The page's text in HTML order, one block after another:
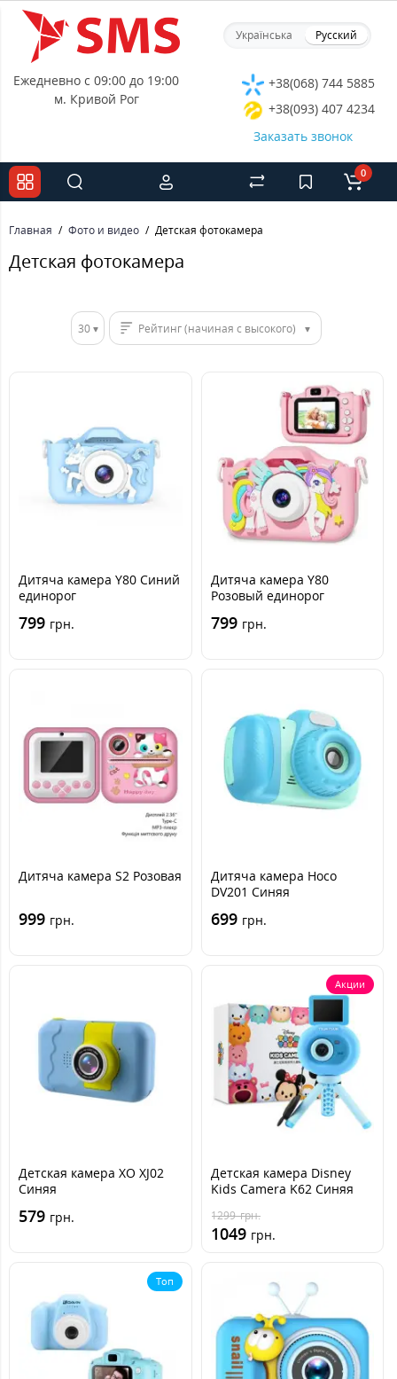
Українська Русский
Ежедневно с 09:00 до 19:00
м. Кривой Рог
+38(068) 744 5885
+38(093) 407 4234
Заказать звонок
0
Главная Фото и видео Детская фотокамера
Детская фотокамера
30 Рейтинг (начиная с высокого)
Дитяча камера Y80 Синий
единорог
799 грн.
Дитяча камера Y80
Розовый единорог
799 грн.
Дитяча камера S2 Розовая
999 грн.
Дитяча камера Hoco
DV201 Синяя
699 грн.
Детская камера XO XJ02
Синяя
579 грн.
Акции
Детская камера Disney
Kids Camera K62 Синяя
1299 грн.
1049 грн.
Топ